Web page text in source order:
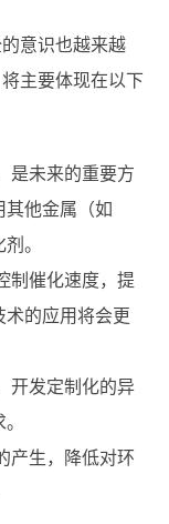
意识也越来越
主要体现在以下
是未来的重要方
其他金属（如
。
制催化速度，提
的应用将会更
开发定制化的异
产生，降低对环